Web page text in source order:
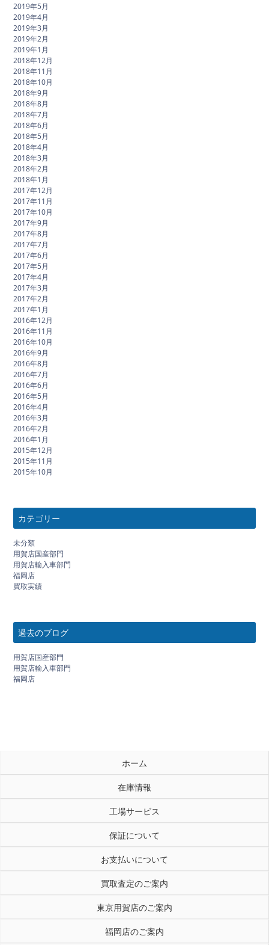
2019年5月
2019年4月
2019年3月
2019年2月
2019年1月
2018年12月
2018年11月
2018年10月
2018年9月
2018年8月
2018年7月
2018年6月
2018年5月
2018年4月
2018年3月
2018年2月
2018年1月
2017年12月
2017年11月
2017年10月
2017年9月
2017年8月
2017年7月
2017年6月
2017年5月
2017年4月
2017年3月
2017年2月
2017年1月
2016年12月
2016年11月
2016年10月
2016年9月
2016年8月
2016年7月
2016年6月
2016年5月
2016年4月
2016年3月
2016年2月
2016年1月
2015年12月
2015年11月
2015年10月
カテゴリー
未分類
用賀店国産部門
用賀店輸入車部門
福岡店
買取実績
過去のブログ
用賀店国産部門
用賀店輸入車部門
福岡店
ホーム
在庫情報
工場サービス
保証について
お支払いについて
買取査定のご案内
東京用賀店のご案内
福岡店のご案内